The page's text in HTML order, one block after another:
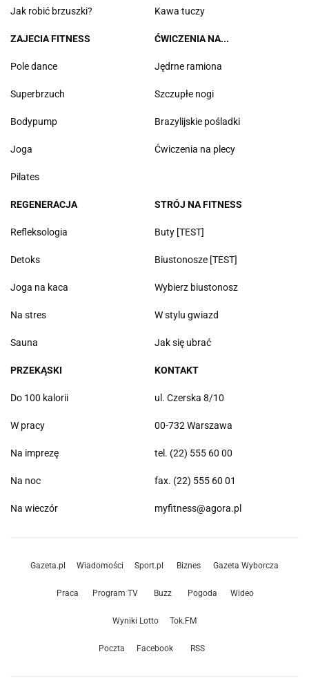
Jak robić brzuszki? Kawa tuczy
ZAJECIA FITNESS
Pole dance
Superbrzuch
Bodypump
Joga
Pilates
ĆWICZENIA NA...
Jędrne ramiona
Szczupłe nogi
Brazylijskie pośladki
Ćwiczenia na plecy
REGENERACJA
Refleksologia
Detoks
Joga na kaca
Na stres
Sauna
STRÓJ NA FITNESS
Buty [TEST]
Biustonosze [TEST]
Wybierz biustonosz
W stylu gwiazd
Jak się ubrać
PRZEKĄSKI
Do 100 kalorii
W pracy
Na imprezę
Na noc
Na wieczór
KONTAKT
ul. Czerska 8/10
00-732 Warszawa
tel. (22) 555 60 00
fax. (22) 555 60 01
myfitness@agora.pl
Gazeta.pl Wiadomości Sport.pl Biznes Gazeta Wyborcza
Praca Program TV Buzz Pogoda Wideo
Wyniki Lotto Tok.FM
Poczta Facebook RSS